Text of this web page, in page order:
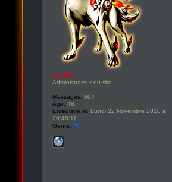
Lyan53
Administrateur du site
Messages: 864
Âge: 48
Enregistré le: Lundi 22 Novembre 2010 à
20:48:11
Genre: